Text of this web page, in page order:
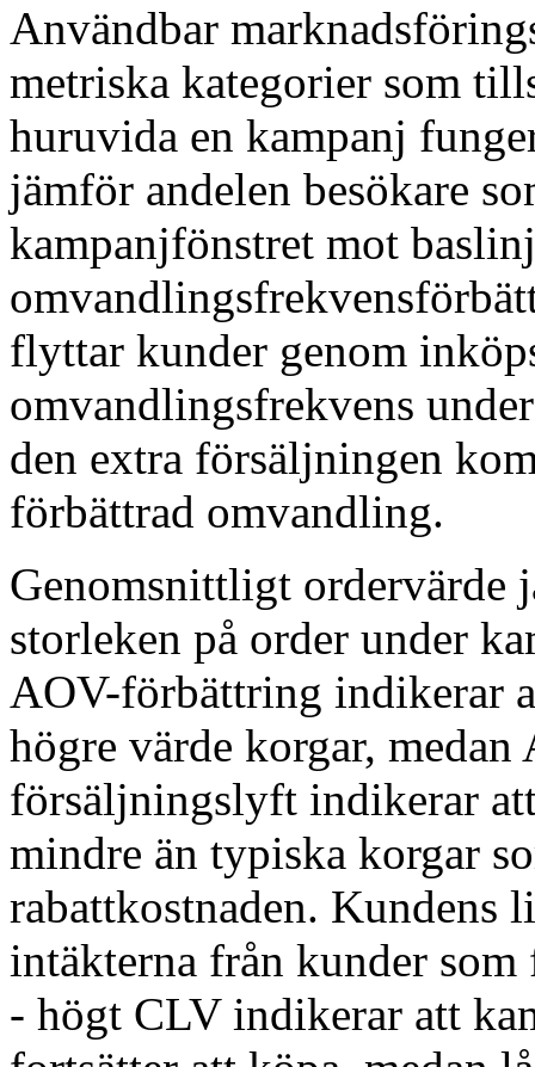
Användbar
metriska kategorier som
huruvida en kampanj
jämför andelen besökare
kampanjfönstret mot
flyttar kunder genom
omvandlingsfrekvens
den extra försäljningen
förbättrad omvandling.
Genomsnittligt ordervärde
storleken på order under
AOV-förbättring indikerar
högre värde korgar, medan
försäljningslyft indikerar
mindre än typiska korgar
rabattkostnaden. Kundens
intäkterna från kunder
- högt CLV indikerar att